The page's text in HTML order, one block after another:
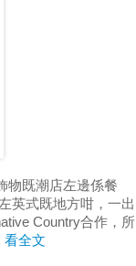
物既潮店左邊係餐
英式既地方咁，一出
Country合作，所
看全文